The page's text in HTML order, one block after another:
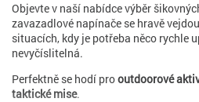
Objevte v naší nabídce výběr
zavazadlové napínače se hravě
situacích, kdy je potřeba něco rychle
nevyčíslitelná.
Perfektně se hodí prooutdoorové
taktické mise.